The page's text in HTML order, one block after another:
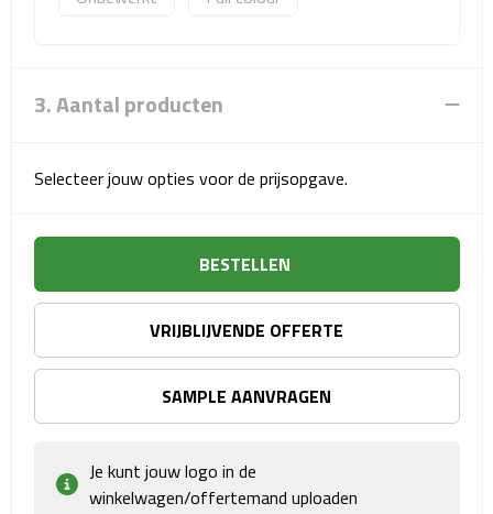
Schoenentassen
Fietstassen
Koeltassen & koelboxen
Strandtassen
Picknick rugtassen
Matrozentassen
3. Aantal producten
Selecteer jouw opties voor de prijsopgave.
BESTELLEN
VRIJBLIJVENDE OFFERTE
SAMPLE AANVRAGEN
Je kunt jouw logo in de
winkelwagen/offertemand uploaden